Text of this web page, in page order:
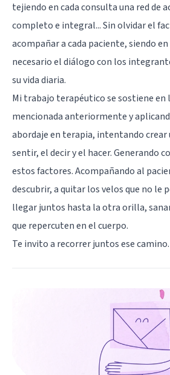
tejiendo en cada consulta una red de
completo e integral... Sin olvidar el
acompañar a cada paciente, siendo
necesario el diálogo con los
su vida diaria.
Mi trabajo terapéutico se sostiene en
mencionada anteriormente y
abordaje en terapia, intentando crear
sentir, el decir y el hacer. Generando
estos factores. Acompañando al
descubrir, a quitar los velos que no le
llegar juntos hasta la otra orilla,
que repercuten en el cuerpo.
Te invito a recorrer juntos ese camino.